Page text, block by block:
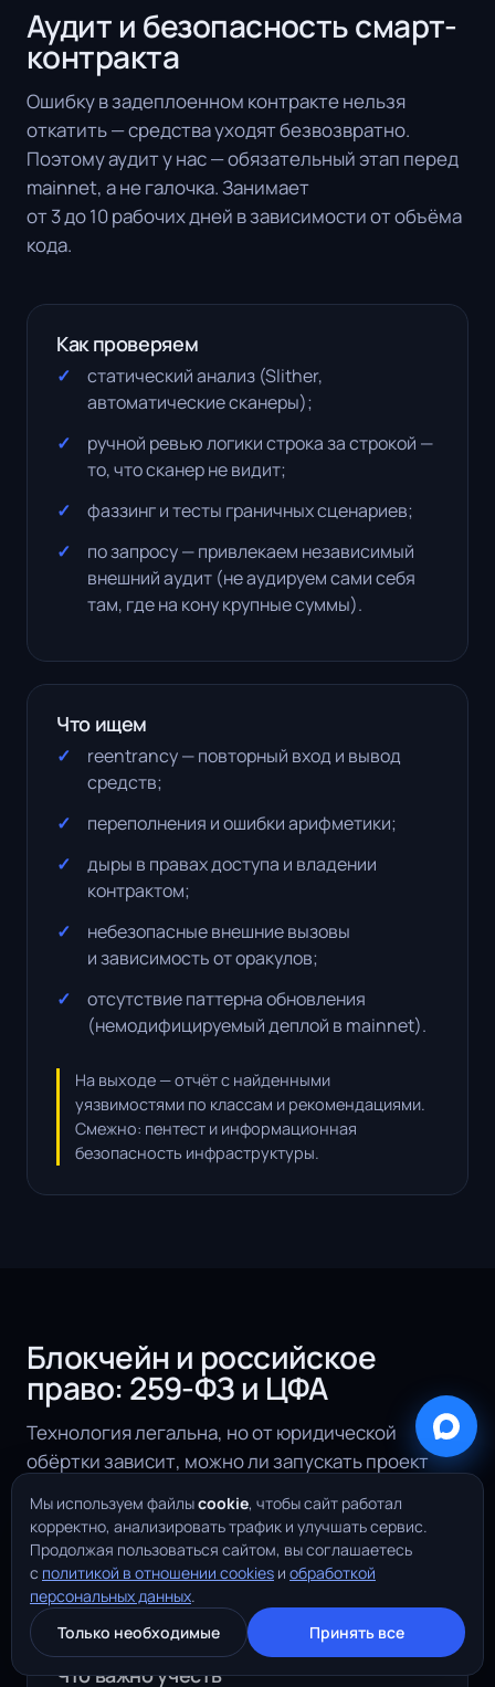
Аудит и безопасность смарт-
контракта
Ошибку в задеплоенном контракте нельзя
откатить — средства уходят безвозвратно.
Поэтому аудит у нас — обязательный этап перед
mainnet, а не галочка. Занимает
от 3 до 10 рабочих дней в зависимости от объёма
кода.
Как проверяем
статический анализ (Slither,
автоматические сканеры);
ручной ревью логики строка за строкой —
то, что сканер не видит;
фаззинг и тесты граничных сценариев;
по запросу — привлекаем независимый
внешний аудит (не аудируем сами себя
там, где на кону крупные суммы).
Что ищем
reentrancy — повторный вход и вывод
средств;
переполнения и ошибки арифметики;
дыры в правах доступа и владении
контрактом;
небезопасные внешние вызовы
и зависимость от оракулов;
отсутствие паттерна обновления
(немодифицируемый деплой в mainnet).
На выходе — отчёт с найденными
уязвимостями по классам и рекомендациями.
Смежно: пентест и информационная
безопасность инфраструктуры.
Блокчейн и российское
право: 259-ФЗ и ЦФА
Технология легальна, но от юридической
обёртки зависит, можно ли запускать проект
но проектируем архитектуру так, чтобы она
ложилась на закон, и подсвечиваем места, где
нужен юрист.
Что важно учесть
Мы используем файлыcookie, чтобы сайт работал
корректно, анализировать трафик и улучшать сервис.
Продолжая пользоваться сайтом, вы соглашаетесь
с политикой в отношении cookies и обработкой
персональных данных.
Только необходимые
Принять все